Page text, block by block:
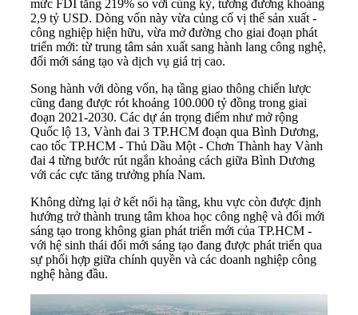
mức FDI tăng 219% so với cùng kỳ, tương đương khoảng
2,9 tỷ USD. Dòng vốn này vừa củng cố vị thế sản xuất -
công nghiệp hiện hữu, vừa mở đường cho giai đoạn phát
triển mới: từ trung tâm sản xuất sang hành lang công nghệ,
đổi mới sáng tạo và dịch vụ giá trị cao.
Song hành với dòng vốn, hạ tầng giao thông chiến lược
cũng đang được rót khoảng 100.000 tỷ đồng trong giai
đoạn 2021-2030. Các dự án trọng điểm như mở rộng
Quốc lộ 13, Vành đai 3 TP.HCM đoạn qua Bình Dương,
cao tốc TP.HCM - Thủ Dầu Một - Chơn Thành hay Vành
đai 4 từng bước rút ngắn khoảng cách giữa Bình Dương
với các cực tăng trưởng phía Nam.
Không dừng lại ở kết nối hạ tầng, khu vực còn được định
hướng trở thành trung tâm khoa học công nghệ và đổi mới
sáng tạo trong không gian phát triển mới của TP.HCM -
với hệ sinh thái đổi mới sáng tạo đang được phát triển qua
sự phối hợp giữa chính quyền và các doanh nghiệp công
nghệ hàng đầu.